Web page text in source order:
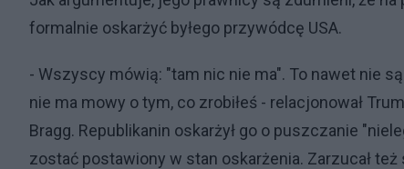
formalnie oskarżyć byłego przywódcę USA.
- Wszyscy mówią: "tam nic nie ma". To nawet nie
nie ma mowy o tym, co zrobiłeś - relacjonował
Bragg. Republikanin oskarżył go o puszczanie
zostać postawiony w stan oskarżenia. Zarzucał